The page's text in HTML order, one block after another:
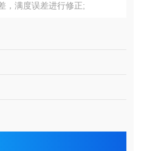
，满度误差进行修正;